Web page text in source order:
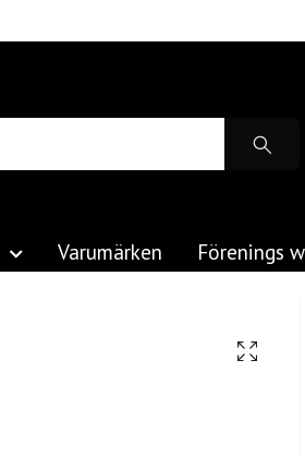
Varumärken Förenings